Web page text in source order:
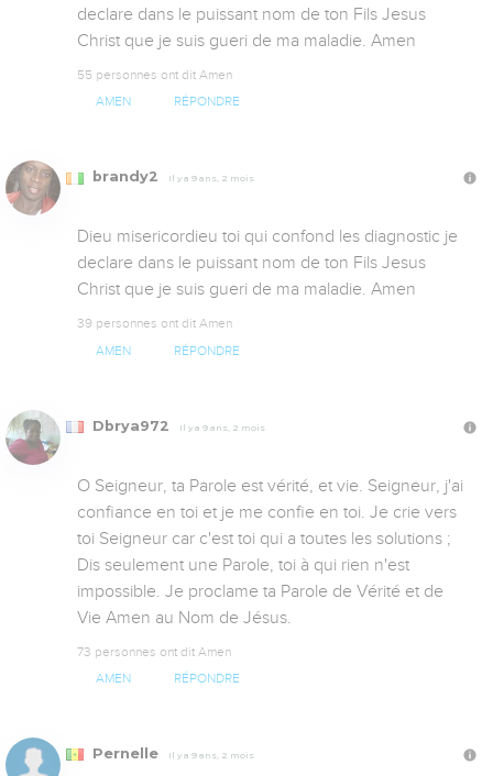
declare dans le puissant nom de ton Fils Jesus
Christ que je suis gueri de ma maladie. Amen
55 personnes ont dit Amen
AMEN RÉPONDRE
brandy2 Il y a 9 ans, 2 mois
Dieu misericordieu toi qui confond les diagnostic je
declare dans le puissant nom de ton Fils Jesus
Christ que je suis gueri de ma maladie. Amen
39 personnes ont dit Amen
AMEN RÉPONDRE
Dbrya972 Il y a 9 ans, 2 mois
O Seigneur, ta Parole est vérité, et vie. Seigneur, j'ai
confiance en toi et je me confie en toi. Je crie vers
toi Seigneur car c'est toi qui a toutes les solutions ;
Dis seulement une Parole, toi à qui rien n'est
impossible. Je proclame ta Parole de Vérité et de
Vie Amen au Nom de Jésus.
73 personnes ont dit Amen
AMEN RÉPONDRE
Pernelle Il y a 9 ans, 2 mois